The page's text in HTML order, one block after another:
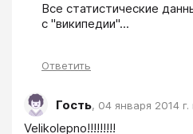
Все статистические
с "википедии"...
Ответить
Гость, 04 января 2014 г.
Velikolepno!!!!!!!!!